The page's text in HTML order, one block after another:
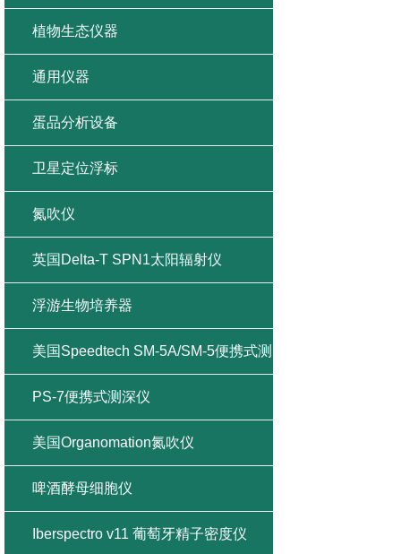
植物生态仪器
通用仪器
蛋品分析设备
卫星定位浮标
氮吹仪
英国Delta-T SPN1太阳辐射仪
浮游生物培养器
美国Speedtech SM-5A/SM-5便携式测
深仪
PS-7便携式测深仪
美国Organomation氮吹仪
啤酒酵母细胞仪
Iberspectro v11 葡萄牙精子密度仪